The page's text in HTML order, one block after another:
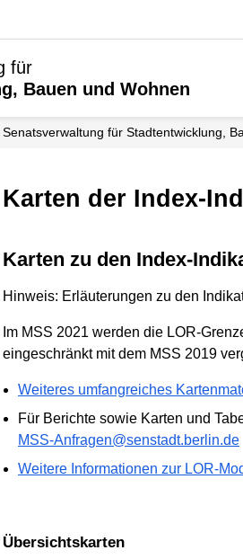
für
Bauen und Wohnen
Senats­verwaltung für Stadtentwicklung,
Karten der Index-
Karten zu den Index-
Hinweis: Erläuterungen zu den
Im MSS 2021 werden die LOR-
eingeschränkt mit dem MSS 2019
Weiteres umfangreiches
Für Berichte sowie Karten und
MSS-Anfragen@senstadt.berlin.de
Weitere Informationen zur LOR-
Übersichtskarten